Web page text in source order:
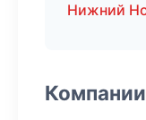
Нижний